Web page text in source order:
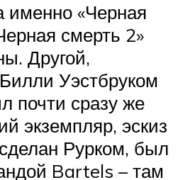
именно «Черная
смерть 2»
Другой,
Уэстбруком
почти сразу же
экземпляр, эскиз
Рурком, был
Bartels – там